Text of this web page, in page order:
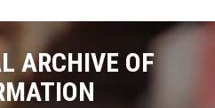
ARCHIVE OF